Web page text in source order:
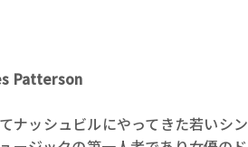
Patterson
ナッシュビルにやってきた若いシ